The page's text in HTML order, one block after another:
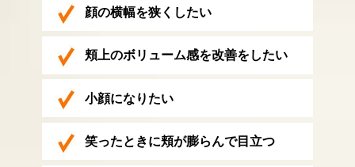
顔の横幅を狭くしたい
頬上のボリューム感を改善をしたい
小顔になりたい
笑ったときに頬が膨らんで目立つ